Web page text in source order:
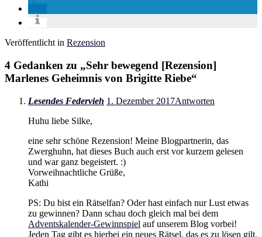
Veröffentlicht in Rezension
4 Gedanken zu „Sehr bewegend [Rezension]
Marlenes Geheimnis von Brigitte Riebe“
Lesendes Federvieh 1. Dezember 2017Antworten
Huhu liebe Silke,
eine sehr schöne Rezension! Meine Blogpartnerin, das
Zwerghuhn, hat dieses Buch auch erst vor kurzem gelesen
und war ganz begeistert. :)
Vorweihnachtliche Grüße,
Kathi
PS: Du bist ein Rätselfan? Oder hast einfach nur Lust etwas
zu gewinnen? Dann schau doch gleich mal bei dem
Adventskalender-Gewinnspiel auf unserem Blog vorbei!
Jeden Tag gibt es hierbei ein neues Rätsel, das es zu lösen gilt.